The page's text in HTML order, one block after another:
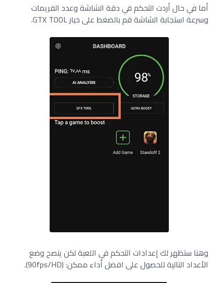
أما في حال أردت التحكم في دقة الشاشة وعدد الفريمات
وسرعة استجابة الشاشة قم بالضغط على خيار GTX TOOL.
وهنا ستظهر لك إعدادات التحكم في اللعبة لكن ينصح وضع
الأعداد التالية للحصول على افضل أداء ممكن: (90fps/HD).